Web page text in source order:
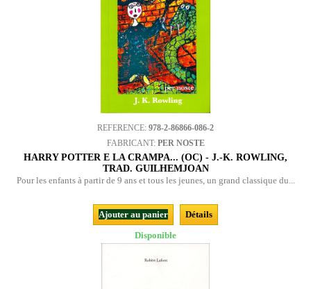
REFERENCE: 978-2-86866-086-2
FABRICANT: PER NOSTE
HARRY POTTER E LA CRAMPA... (OC) - J.-K. ROWLING,
TRAD. GUILHEMJOAN
Pour les enfants à partir de 9 ans et tous les jeunes, un grand classique du...
Ajouter au panier
Détails
Disponible